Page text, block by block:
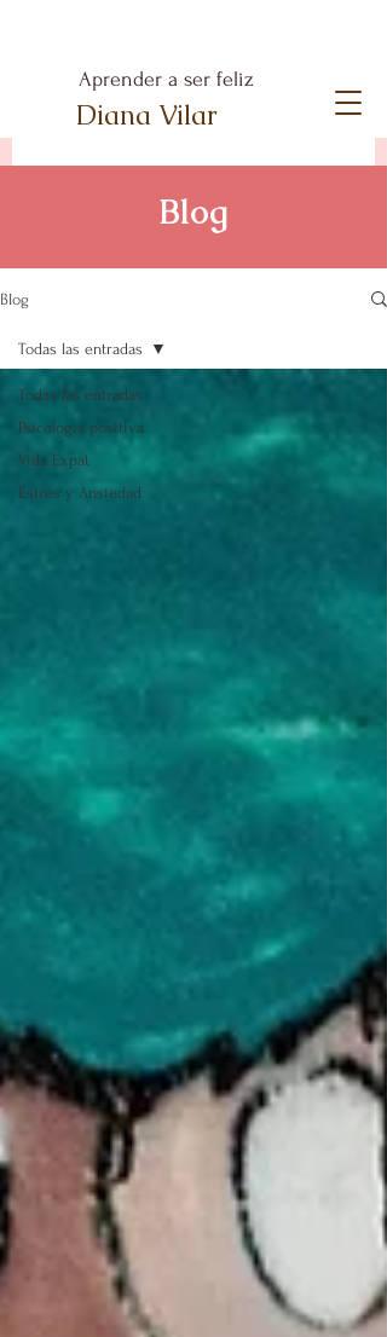
Aprender a ser feliz
Diana Vilar
Blog
Blog
Todas las entradas
Psicología positiva
Vida Expat
Estrés y Ansiedad
Todas las entradas